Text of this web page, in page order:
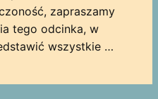
zapraszamy
tego odcinka, w
wszystkie …